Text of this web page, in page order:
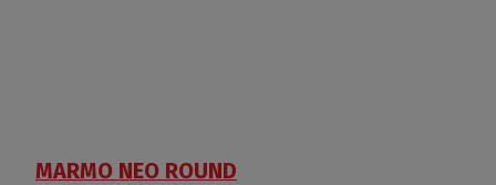
MARMO NEO ROUND